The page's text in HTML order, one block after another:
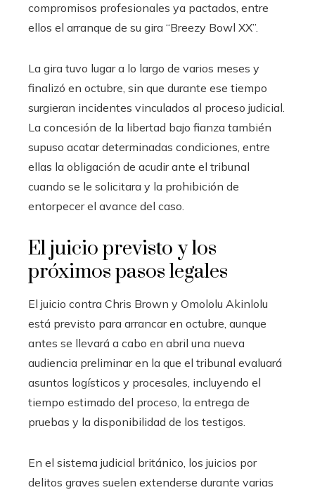
compromisos profesionales ya pactados, entre
ellos el arranque de su gira “Breezy Bowl XX”.
La gira tuvo lugar a lo largo de varios meses y
finalizó en octubre, sin que durante ese tiempo
surgieran incidentes vinculados al proceso judicial.
La concesión de la libertad bajo fianza también
supuso acatar determinadas condiciones, entre
ellas la obligación de acudir ante el tribunal
cuando se le solicitara y la prohibición de
entorpecer el avance del caso.
El juicio previsto y los
próximos pasos legales
El juicio contra Chris Brown y Omololu Akinlolu
está previsto para arrancar en octubre, aunque
antes se llevará a cabo en abril una nueva
audiencia preliminar en la que el tribunal evaluará
asuntos logísticos y procesales, incluyendo el
tiempo estimado del proceso, la entrega de
pruebas y la disponibilidad de los testigos.
En el sistema judicial británico, los juicios por
delitos graves suelen extenderse durante varias